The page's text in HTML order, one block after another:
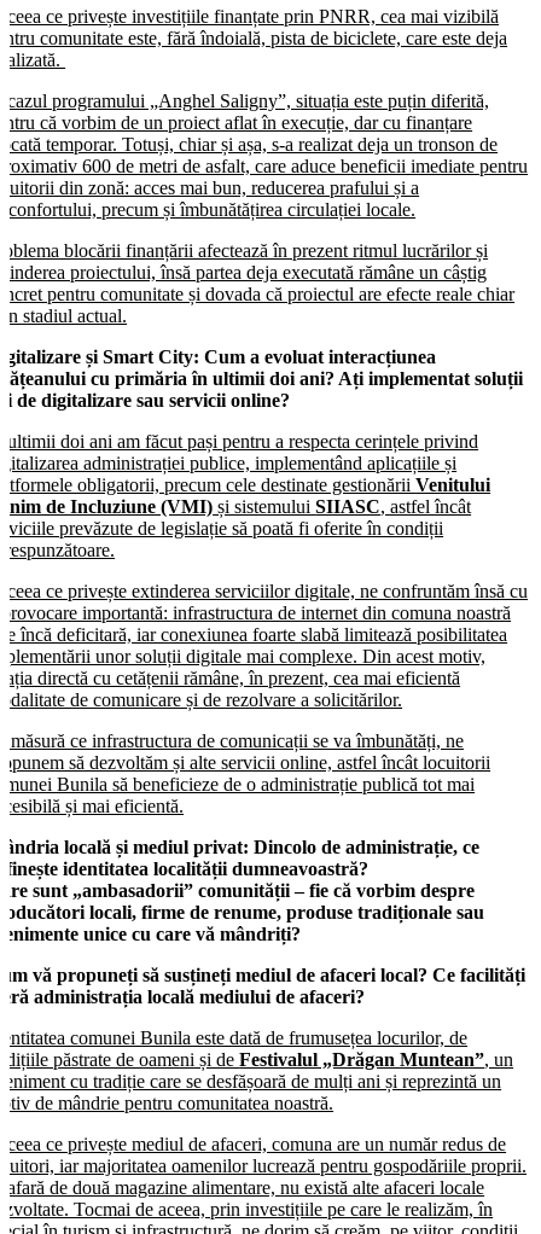
ceea ce privește investițiile finanțate prin PNRR, cea mai vizibilă
comunitate este, fără îndoială, pista de biciclete, care este deja
cazul programului „Anghel Saligny”, situația este puțin diferită,
că vorbim de un proiect aflat în execuție, dar cu finanțare
temporar. Totuși, chiar și așa, s-a realizat deja un tronson de
600 de metri de asfalt, care aduce beneficii imediate pentru
din zonă: acces mai bun, reducerea prafului și a
precum și îmbunătățirea circulației locale.
blocării finanțării afectează în prezent ritmul lucrărilor și
proiectului, însă partea deja executată rămâne un câștig
pentru comunitate și dovada că proiectul are efecte reale chiar
în stadiul actual.
și Smart City: Cum a evoluat interacțiunea
cu primăria în ultimii doi ani? Ați implementat soluții
de digitalizare sau servicii online?
ultimii doi ani am făcut pași pentru a respecta cerințele privind
administrației publice, implementând aplicațiile și
obligatorii, precum cele destinate gestionăriiVenitului
de Incluziune (VMI) și sistemuluiSIIASC, astfel încât
prevăzute de legislație să poată fi oferite în condiții
ceea ce privește extinderea serviciilor digitale, ne confruntăm însă cu
importantă: infrastructura de internet din comuna noastră
încă deficitară, iar conexiunea foarte slabă limitează posibilitatea
unor soluții digitale mai complexe. Din acest motiv,
directă cu cetățenii rămâne, în prezent, cea mai eficientă
de comunicare și de rezolvare a solicitărilor.
măsură ce infrastructura de comunicații se va îmbunătăți, ne
să dezvoltăm și alte servicii online, astfel încât locuitorii
Bunila să beneficieze de o administrație publică tot mai
și mai eficientă.
locală și mediul privat: Dincolo de administrație, ce
identitatea localității dumneavoastră?
sunt „ambasadorii” comunității – fie că vorbim despre
locali, firme de renume, produse tradiționale sau
unice cu care vă mândriți?
vă propuneți să susțineți mediul de afaceri local? Ce facilități
administrația locală mediului de afaceri?
comunei Bunila este dată de frumusețea locurilor, de
păstrate de oameni și deFestivalul „Drăgan Muntean”, un
cu tradiție care se desfășoară de mulți ani și reprezintă un
de mândrie pentru comunitatea noastră.
ceea ce privește mediul de afaceri, comuna are un număr redus de
iar majoritatea oamenilor lucrează pentru gospodăriile proprii.
afară de două magazine alimentare, nu există alte afaceri locale
Tocmai de aceea, prin investițiile pe care le realizăm, în